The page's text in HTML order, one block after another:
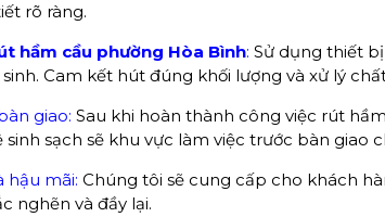
rõ ràng.
hầm cầu phường Hòa Bình: Sử dụng thiết
Cam kết hút đúng khối lượng và xử lý
giao: Sau khi hoàn thành công việc rút
sinh sạch sẽ khu vực làm việc trước bàn giao
hậu mãi: Chúng tôi sẽ cung cấp cho khách
nghẽn và đầy lại.